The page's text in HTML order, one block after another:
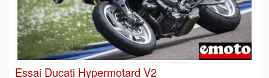
Essai Ducati Hypermotard V2